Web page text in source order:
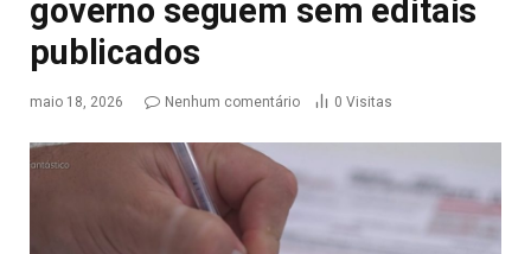
governo seguem sem editais
publicados
maio 18, 2026 Nenhum comentário 0 Visitas